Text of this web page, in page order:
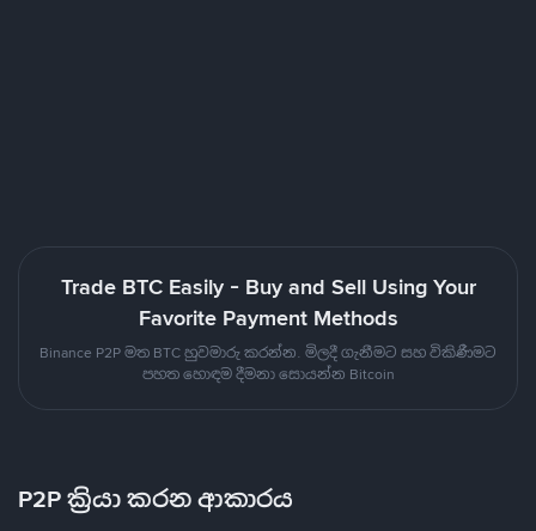
Trade BTC Easily - Buy and Sell Using Your
Favorite Payment Methods
Binance P2P මත BTC හුවමාරු කරන්න. මිලදී ගැනීමට සහ විකිණීමට
පහත හොඳම දීමනා සොයන්න Bitcoin
P2P ක්‍රියා කරන ආකාරය